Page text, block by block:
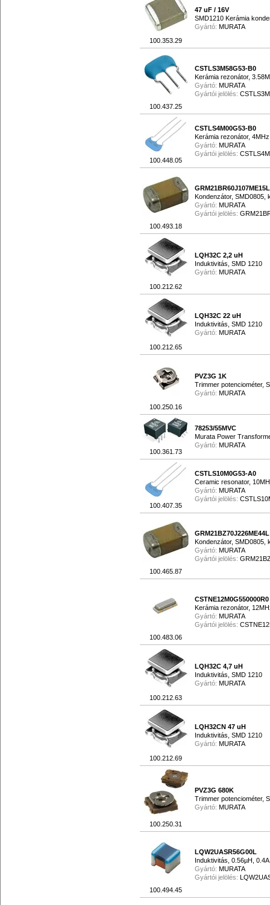
100.353.29
47 uF / 16V
SMD1210 Kerámia
Gyártó: MURATA
100.437.25
CSTLS3M58G53-B0
Kerámia rezonátor,
Gyártó: MURATA
Gyártói jelölés:
100.448.05
CSTLS4M00G53-B0
Kerámia rezonátor,
Gyártó: MURATA
Gyártói jelölés:
100.493.18
GRM21BR60J107ME15L
Kondenzátor, SMD0805,
Gyártó: MURATA
Gyártói jelölés:
100.212.62
LQH32C 2,2 uH
Induktivitás, SMD 1210
Gyártó: MURATA
100.212.65
LQH32C 22 uH
Induktivitás, SMD 1210
Gyártó: MURATA
100.250.16
PVZ3G 1K
Trimmer potenciométer,
Gyártó: MURATA
100.361.73
78253/55MVC
Murata Power
Gyártó: MURATA
100.407.35
CSTLS10M0G53-A0
Ceramic resonator,
Gyártó: MURATA
Gyártói jelölés:
100.465.87
GRM21BZ70J226ME44L
Kondenzátor, SMD0805,
Gyártó: MURATA
Gyártói jelölés:
100.483.06
CSTNE12M0G550000R0
Kerámia rezonátor,
Gyártó: MURATA
Gyártói jelölés:
100.212.63
LQH32C 4,7 uH
Induktivitás, SMD 1210
Gyártó: MURATA
100.212.69
LQH32CN 47 uH
Induktivitás, SMD 1210
Gyártó: MURATA
100.250.31
PVZ3G 680K
Trimmer potenciométer,
Gyártó: MURATA
100.494.45
LQW2UASR56G00L
Induktivitás, 0.56µH,
Gyártó: MURATA
Gyártói jelölés: